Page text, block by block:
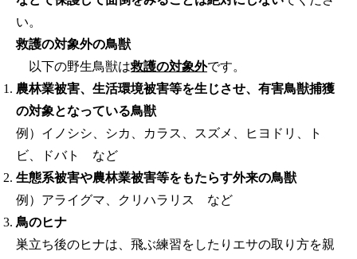
い。
救護の対象外の鳥獣
以下の野生鳥獣は救護の対象外です。
農林業被害、生活環境被害等を生じさせ、有害鳥獣捕獲
の対象となっている鳥獣
例）イノシシ、シカ、カラス、スズメ、ヒヨドリ、ト
ビ、ドバト など
生態系被害や農林業被害等をもたらす外来の鳥獣
例）アライグマ、クリハラリス など
鳥のヒナ
巣立ち後のヒナは、飛ぶ練習をしたりエサの取り方を親